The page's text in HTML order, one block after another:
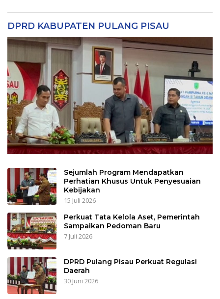
DPRD KABUPATEN PULANG PISAU
Sejumlah Program Mendapatkan
Perhatian Khusus Untuk Penyesuaian
Kebijakan
15 Juli 2026
Perkuat Tata Kelola Aset, Pemerintah
Sampaikan Pedoman Baru
7 Juli 2026
DPRD Pulang Pisau Perkuat Regulasi
Daerah
30 Juni 2026